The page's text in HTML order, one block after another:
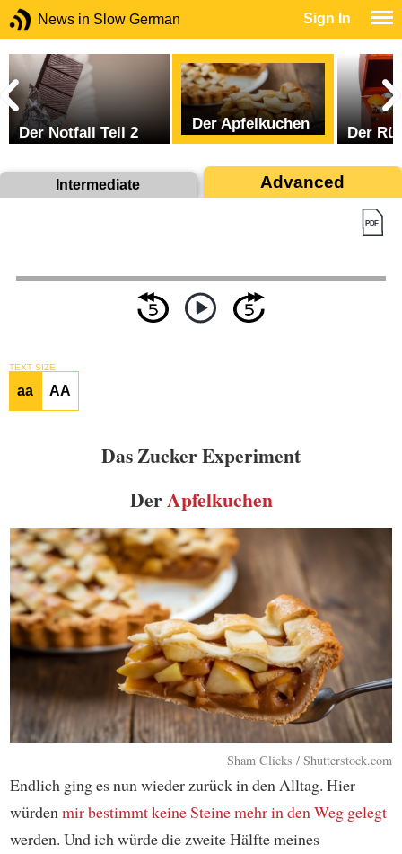
News in Slow German Sign In
Der Notfall Teil 2 Der Apfelkuchen Der
Intermediate Advanced
TEXT SIZE
aa AA
Das Zucker Experiment
DerApfelkuchen
Sham Clicks / Shutterstock.com
Endlich ging es nun wieder zurück in den Alltag. Hier
würdenmir bestimmt keine Steine mehr in den Weg gelegt
werden. Und ich würde die zweite Hälfte meines